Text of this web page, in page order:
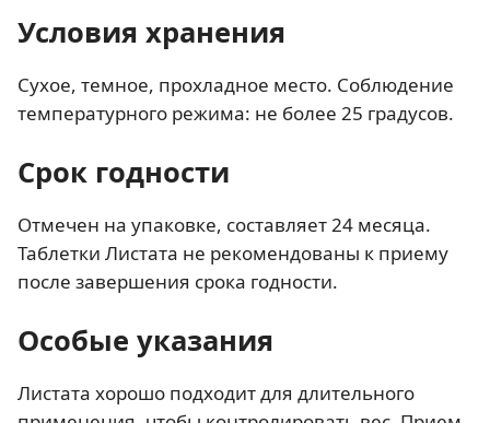
Условия хранения
Сухое, темное, прохладное место. Соблюдение
температурного режима: не более 25 градусов.
Срок годности
Отмечен на упаковке, составляет 24 месяца.
Таблетки Листата не рекомендованы к приему
после завершения срока годности.
Особые указания
Листата хорошо подходит для длительного